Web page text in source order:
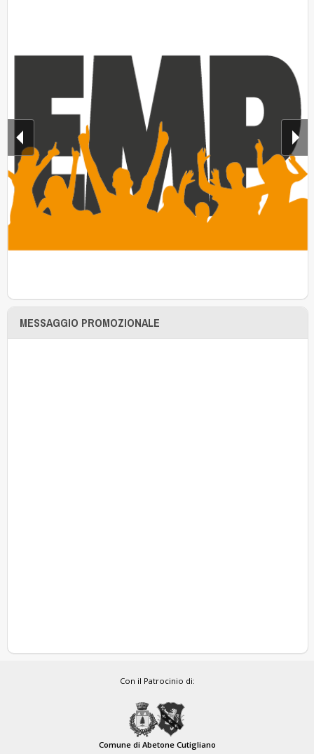
MESSAGGIO PROMOZIONALE
Con il Patrocinio di:
Comune di Abetone Cutigliano